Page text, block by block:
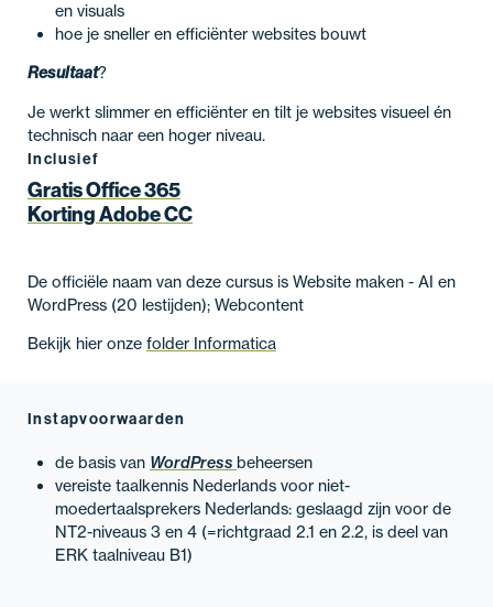
en visuals
hoe je sneller en efficiënter websites bouwt
Resultaat?
Je werkt slimmer en efficiënter en tilt je websites visueel én
technisch naar een hoger niveau.
Inclusief
Gratis Office 365
Korting Adobe CC
De officiële naam van deze cursus is Website maken - AI en
WordPress (20 lestijden); Webcontent
Bekijk hier onze folder Informatica
Instapvoorwaarden
de basis van WordPress beheersen
vereiste taalkennis Nederlands voor niet-
moedertaalsprekers Nederlands: geslaagd zijn voor de
NT2-niveaus 3 en 4 (=richtgraad 2.1 en 2.2, is deel van
ERK taalniveau B1)